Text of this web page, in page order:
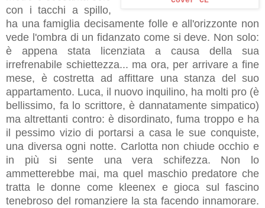
con i tacchi a spillo,
ha una famiglia decisamente folle e all'orizzonte non
vede l'ombra di un fidanzato come si deve. Non solo:
è appena stata licenziata a causa della sua
irrefrenabile schiettezza... ma ora, per arrivare a fine
mese, è costretta ad affittare una stanza del suo
appartamento. Luca, il nuovo inquilino, ha molti pro (è
bellissimo, fa lo scrittore, è dannatamente simpatico)
ma altrettanti contro: è disordinato, fuma troppo e ha
il pessimo vizio di portarsi a casa le sue conquiste,
una diversa ogni notte. Carlotta non chiude occhio e
in più si sente una vera schifezza. Non lo
ammetterebbe mai, ma quel maschio predatore che
tratta le donne come kleenex e gioca sul fascino
tenebroso del romanziere la sta facendo innamorare.